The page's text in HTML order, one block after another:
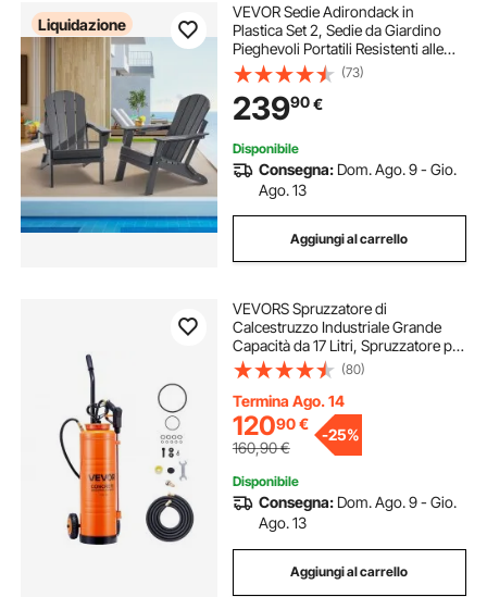
Liquidazione
VEVOR Sedie Adirondack in
Plastica Set 2, Sedie da Giardino
Pieghevoli Portatili Resistenti alle
Intemperie per Esterni,
Portabicchieri, Bracciolo Rilassante
Ergonomico, per Giardino Cortile,
Grigio
(73)
23990€
Disponibile
Consegna: Dom. Ago. 9 - Gio.
Ago. 13
Aggiungi al carrello
VEVORS Spruzzatore di
Calcestruzzo Industriale Grande
Capacità da 17 Litri, Spruzzatore per
Calcestruzzo in Acciaio Inossidabile
con Maniglia Ergonomica e Carrello
Rimovibile, Tubo da 1,2 m e 3 m
(80)
Termina Ago. 14
12090€
160,90€
-25%
Disponibile
Consegna: Dom. Ago. 9 - Gio.
Ago. 13
Aggiungi al carrello